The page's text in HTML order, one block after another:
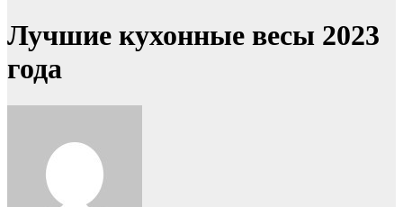
Лучшие кухонные весы 2023
года